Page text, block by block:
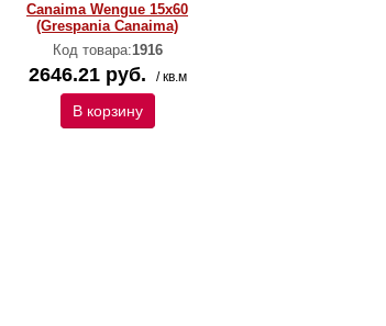
Canaima Wengue 15x60
(Grespania Canaima)
Код товара:1916
2646.21 руб. / кв.м
В корзину